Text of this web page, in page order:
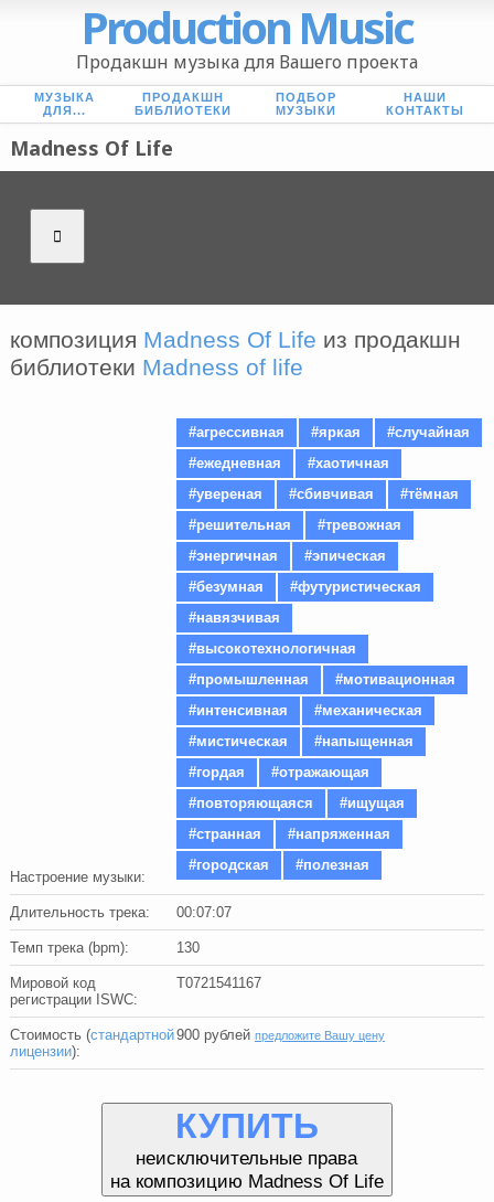
Production Music
Продакшн музыка для Вашего проекта
МУЗЫКА
ДЛЯ...
ПРОДАКШН
БИБЛИОТЕКИ
ПОДБОР
МУЗЫКИ
НАШИ
КОНТАКТЫ
Madness Of Life
композиция Madness Of Life из продакшн
библиотеки Madness of life
Настроение музыки:
#агрессивная #яркая
#случайная
#ежедневная
#хаотичная
#увереная
#сбивчивая
#тёмная
#решительная
#тревожная
#энергичная
#эпическая
#безумная
#футуристическая
#навязчивая
#высокотехнологичная
#промышленная
#мотивационная
#интенсивная
#механическая
#мистическая
#напыщенная
#гордая
#отражающая
#повторяющаяся
#ищущая
#странная
#напряженная
#городская
#полезная
Длительность трека: 00:07:07
Темп трека (bpm): 130
Мировой код
регистрации ISWC:
T0721541167
Стоимость (стандартной
лицензии):
900 рублей предложите Вашу цену
КУПИТЬ
неисключительные права
на композицию Madness Of Life